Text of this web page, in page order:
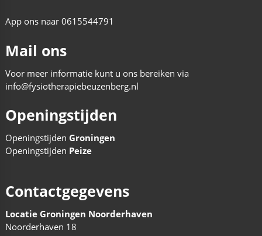
App ons naar 0615544791
Mail ons
Voor meer informatie kunt u ons bereiken via
info@fysiotherapiebeuzenberg.nl
Openingstijden
Openingstijden Groningen
Openingstijden Peize
Contactgegevens
Locatie Groningen Noorderhaven
Noorderhaven 18